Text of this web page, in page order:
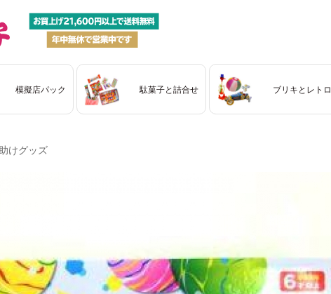
模擬店パック 駄菓子と詰合せ ブリキとレトロ
けグッズ